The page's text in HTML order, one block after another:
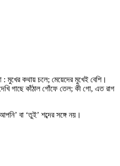
কথায় চলে; মেয়েদের মুখেই বেশি।
গাছে কাঁঠাল গোঁফে তেল; কী গো, এত রাগ
বা ‘তুই’ শব্দের সঙ্গে নয়।